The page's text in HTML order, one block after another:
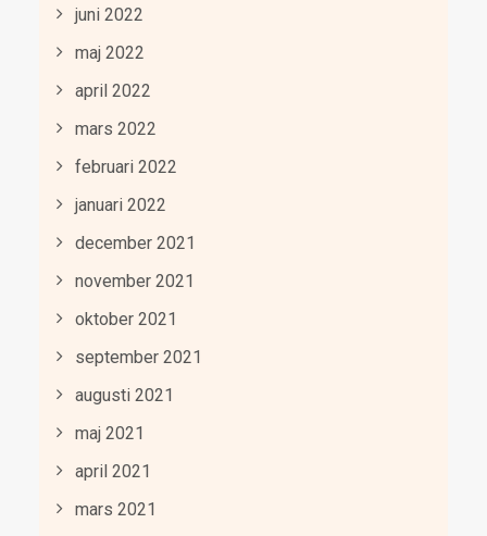
juni 2022
maj 2022
april 2022
mars 2022
februari 2022
januari 2022
december 2021
november 2021
oktober 2021
september 2021
augusti 2021
maj 2021
april 2021
mars 2021